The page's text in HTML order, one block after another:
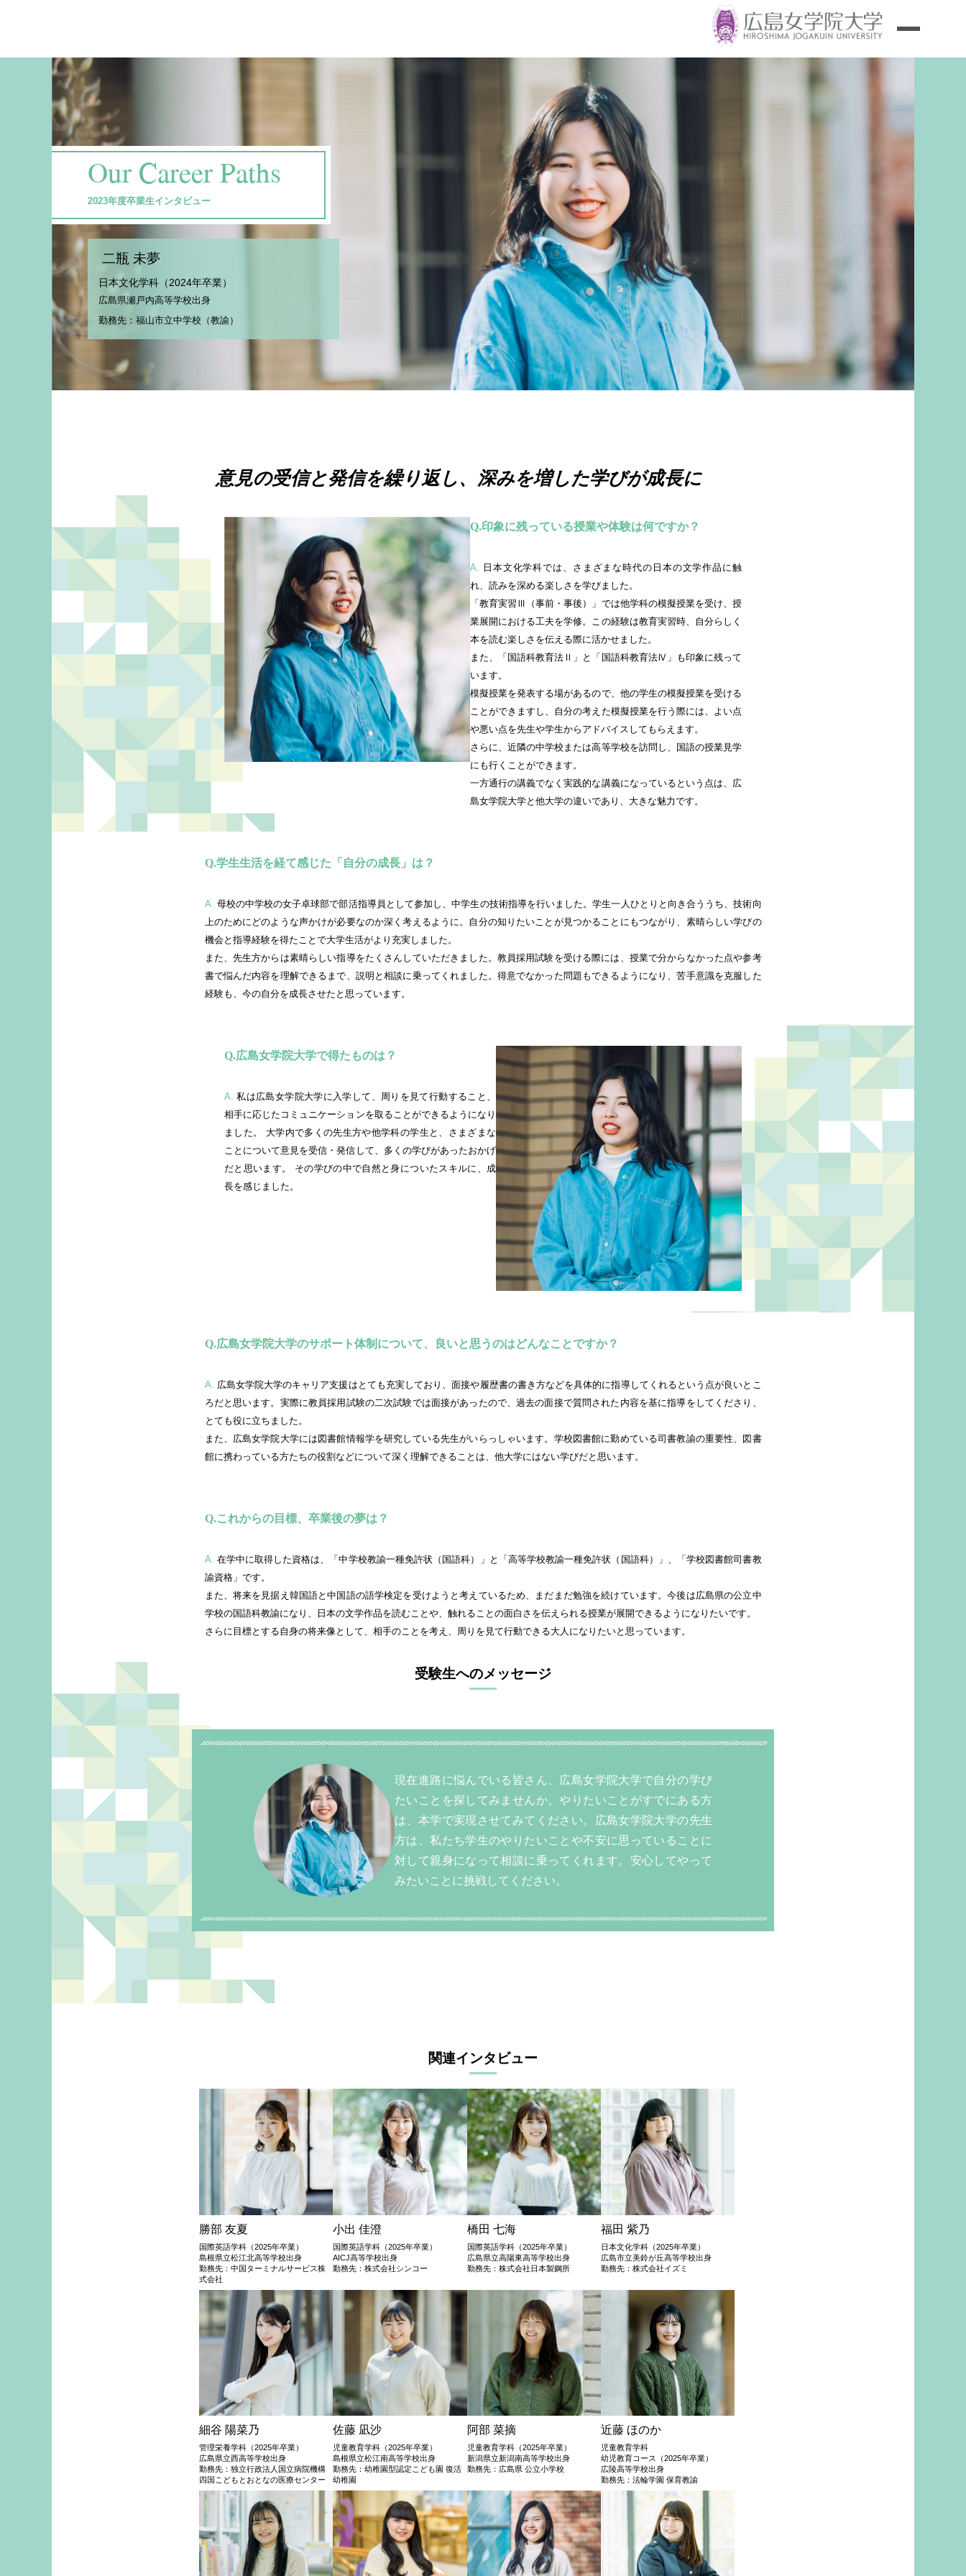
Our Career Paths
2023年度卒業生インタビュー
二瓶 未夢
日本文化学科（2024年卒業）
広島県瀬戸内高等学校出身
勤務先：福山市立中学校（教諭）
意見の受信と発信を繰り返し、 深みを増した学びが成長に
印象に残っている授業や体験は何ですか？
A. 日本文化学科では、さまざまな時代の日本の文学作品に触
れ、読みを深める楽しさを学びました。
「教育実習Ⅲ（事前・事後）」では他学科の模擬授業を受け、授
業展開における工夫を学修。この経験は教育実習時、自分らしく
本を読む楽しさを伝える際に活かせました。
また、「国語科教育法Ⅱ」と「国語科教育法Ⅳ」も印象に残って
います。
模擬授業を発表する場があるので、他の学生の模擬授業を受ける
ことができますし、自分の考えた模擬授業を行う際には、よい点
や悪い点を先生や学生からアドバイスしてもらえます。
さらに、近隣の中学校または高等学校を訪問し、国語の授業見学
にも行くことができます。
一方通行の講義でなく実践的な講義になっているという点は、広
島女学院大学と他大学の違いであり、大きな魅力です。
学生生活を経て感じた「自分の成長」は？
A. 母校の中学校の女子卓球部で部活指導員として参加し、中学生の技術指導を行いました。学生一人ひとりと向き合ううち、技術向
上のためにどのような声かけが必要なのか深く考えるように。自分の知りたいことが見つかることにもつながり、素晴らしい学びの
機会と指導経験を得たことで大学生活がより充実しました。
また、先生方からは素晴らしい指導をたくさんしていただきました。教員採用試験を受ける際には、授業で分からなかった点や参考
書で悩んだ内容を理解できるまで、説明と相談に乗ってくれました。得意でなかった問題もできるようになり、苦手意識を克服した
経験も、今の自分を成長させたと思っています。
広島女学院大学で得たものは？
A. 私は広島女学院大学に入学して、周りを見て行動すること、
相手に応じたコミュニケーションを取ることができるようになり
ました。 大学内で多くの先生方や他学科の学生と、さまざまな
ことについて意見を受信・発信して、多くの学びがあったおかげ
だと思います。 その学びの中で自然と身についたスキルに、成
長を感じました。
広島女学院大学のサポート体制について、良いと思うのはどんなことですか？
A. 広島女学院大学のキャリア支援はとても充実しており、面接や履歴書の書き方などを具体的に指導してくれるという点が良いとこ
ろだと思います。実際に教員採用試験の二次試験では面接があったので、過去の面接で質問された内容を基に指導をしてくださり、
とても役に立ちました。
また、広島女学院大学には図書館情報学を研究している先生がいらっしゃいます。学校図書館に勤めている司書教諭の重要性、図書
館に携わっている方たちの役割などについて深く理解できることは、他大学にはない学びだと思います。
これからの目標、卒業後の夢は？
A. 在学中に取得した資格は、「中学校教諭一種免許状（国語科）」と「高等学校教諭一種免許状（国語科）」、「学校図書館司書教
諭資格」です。
また、将来を見据え韓国語と中国語の語学検定を受けようと考えているため、まだまだ勉強を続けています。今後は広島県の公立中
学校の国語科教諭になり、日本の文学作品を読むことや、触れることの面白さを伝えられる授業が展開できるようになりたいです。
さらに目標とする自身の将来像として、相手のことを考え、周りを見て行動できる大人になりたいと思っています。
受験生へのメッセージ
現在進路に悩んでいる皆さん、広島女学院大学で自分の学び
たいことを探してみませんか。やりたいことがすでにある方
は、本学で実現させてみてください。広島女学院大学の先生
方は、私たち学生のやりたいことや不安に思っていることに
対して親身になって相談に乗ってくれます。安心してやって
みたいことに挑戦してください。
関連インタビュー
勝部 友夏
国際英語学科（2025年卒業）
島根県立松江北高等学校出身
勤務先：中国ターミナルサービス株
式会社
小出 佳澄
国際英語学科（2025年卒業）
AICJ高等学校出身
勤務先：株式会社シンコー
橋田 七海
国際英語学科（2025年卒業）
広島県立高陽東高等学校出身
勤務先：株式会社日本製鋼所
福田 紫乃
日本文化学科（2025年卒業）
広島市立美鈴が丘高等学校出身
勤務先：株式会社イズミ
細谷 陽菜乃
管理栄養学科（2025年卒業）
広島県立西高等学校出身
勤務先：独立行政法人国立病院機構
四国こどもとおとなの医療センター
佐藤 凪沙
児童教育学科（2025年卒業）
島根県立松江南高等学校出身
勤務先：幼稚園型認定こども園 復活
幼稚園
阿部 菜摘
児童教育学科（2025年卒業）
新潟県立新潟南高等学校出身
勤務先：広島県 公立小学校
近藤 ほのか
児童教育学科
幼児教育コース（2025年卒業）
広陵高等学校出身
勤務先：法輪学園 保育教諭